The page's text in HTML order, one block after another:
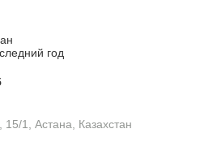
год
1, Астана, Казахстан